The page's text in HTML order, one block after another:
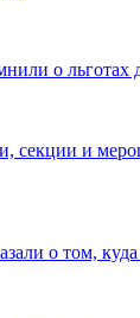
о льготах
секции и
о том,